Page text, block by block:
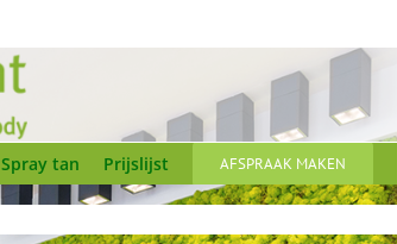
Spray tan Prijslijst AFSPRAAK MAKEN